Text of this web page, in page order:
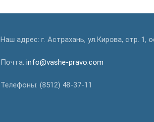
Наш адрес: г. Астрахань, ул.Кирова, стр. 1,
Почта: info@vashe-pravo.com
Телефоны: (8512) 48-37-11